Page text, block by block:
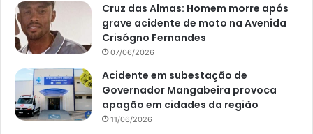
Cruz das Almas: Homem morre após
grave acidente de moto na Avenida
Crisógno Fernandes
07/06/2026
Acidente em subestação de
Governador Mangabeira provoca
apagão em cidades da região
11/06/2026